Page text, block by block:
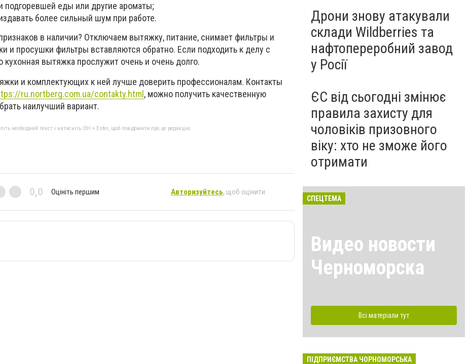
подгоревшей еды или другие ароматы;
более сильный шум при работе.
в наличии? Отключаем вытяжку, питание, снимает фильтры и
и просушки фильтры вставляются обратно. Если подходить к делу с
кухонная вытяжка прослужит очень и очень долго.
и комплектующих к ней лучше доверить профессионалам. Контакты
ru.nortberg.com.ua/contakty.html , можно получить качественную
наилучший вариант.
необхідний текст і натисніть Ctrl + Enter, щоб повідомити про це редакцію
0,0 Оцініть першим Авторизуйтесь, щоб оцінити
Дрони знову атакували
склади Wildberries та
нафтопереробний завод
у Росії
ЄС від сьогодні змінює
правила захисту для
чоловіків призовного
віку: хто не зможе його
отримати
СПЕЦТЕМА
Видео новости
Черноморска
Всі матеріали тут
ПІДПРИЄМСТВА ЧОРНОМОРСЬКА